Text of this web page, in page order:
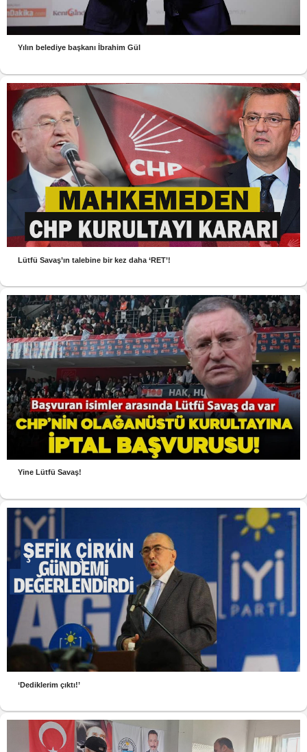
Yılın belediye başkanı İbrahim Gül
Lütfü Savaş’ın talebine bir kez daha ‘RET’!
Yine Lütfü Savaş!
‘Dediklerim çıktı!’